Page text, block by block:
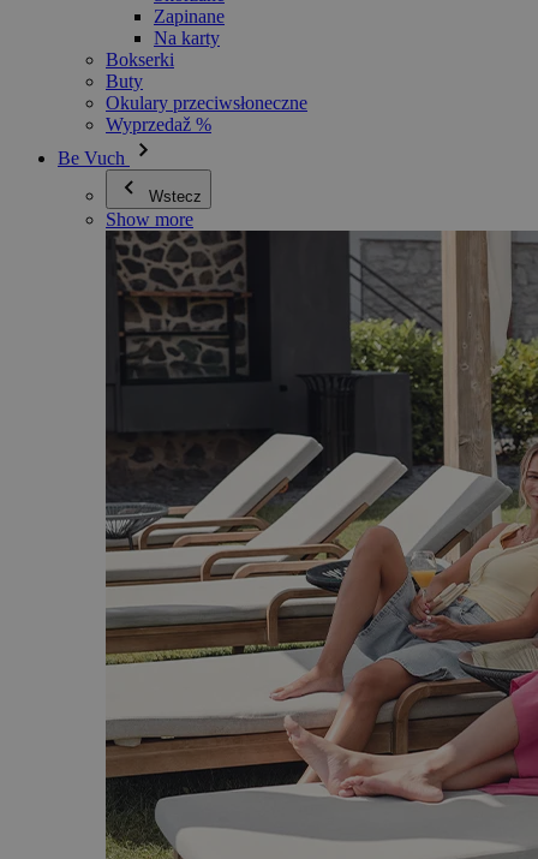
Zapinane
Na karty
Bokserki
Buty
Okulary przeciwsłoneczne
Wyprzedaž %
Be Vuch
Wstecz
Show more